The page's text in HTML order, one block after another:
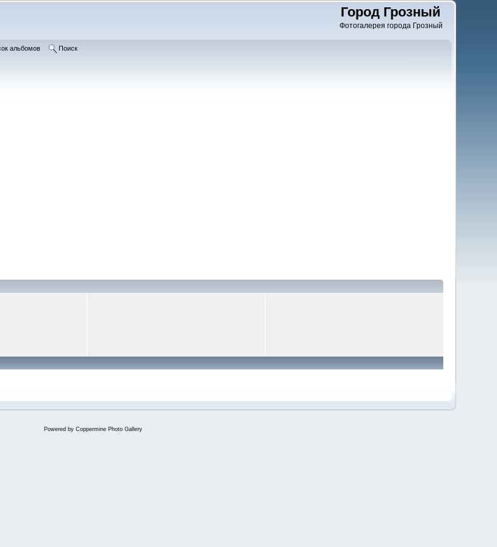
Город Грозный
Фотогалерея города Грозный
альбомов Поиск
Powered by Coppermine Photo Gallery